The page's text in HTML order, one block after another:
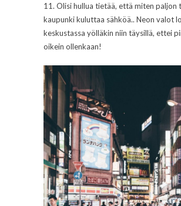
11. Olisi hullua tietää, että miten paljon
kaupunki kuluttaa sähköä.. Neon valot
keskustassa yölläkin niin täysillä, ettei
oikein ollenkaan!